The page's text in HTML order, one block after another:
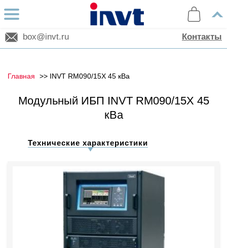
box@invt.ru Контакты
Главная INVT RM090/15X 45 кВа
Модульный ИБП INVT RM090/15X 45
кВа
Технические характеристики